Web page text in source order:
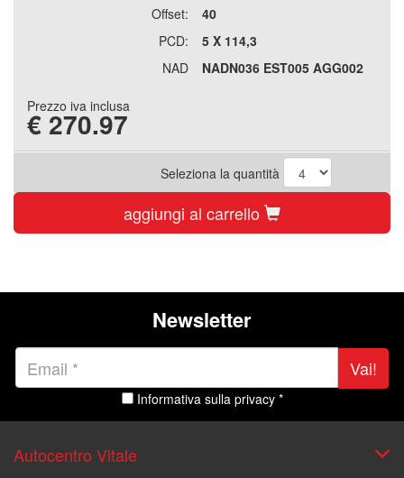
Offset:
40
PCD:
5 X 114,3
NAD
NADN036 EST005 AGG002
Prezzo iva inclusa
€ 270.97
Seleziona la quantità
aggiungi al carrello
Newsletter
Vai!
Informativa sulla privacy *
Autocentro Vitale